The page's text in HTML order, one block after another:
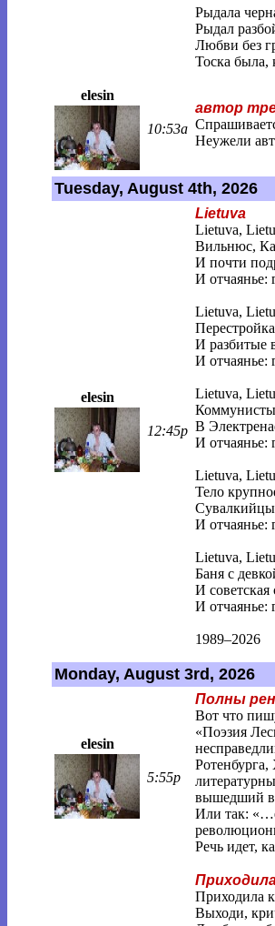
Рыдала
Рыдал
Любви без
Тоска была,
elesin
10:53a
автор
Неужели
Tuesday, August 4th, 2026
elesin
12:45p
Lietuva
Lietuva,
Вильнюс,
И почти
И отчаянье:
Lietuva,
И разбитые
И отчаянье:
Lietuva,
Коммунисты
В
И отчаянье:
Lietuva,
Тело
Сувалкийцы
И отчаянье:
Lietuva,
Баня с
И советская
И отчаянье:
1989–2026
Monday, August 3rd, 2026
elesin
5:55p
Полны
Вот что
«Поэзия
вышедший в
Или так:
Речь идет,
Приходила
Выходи,